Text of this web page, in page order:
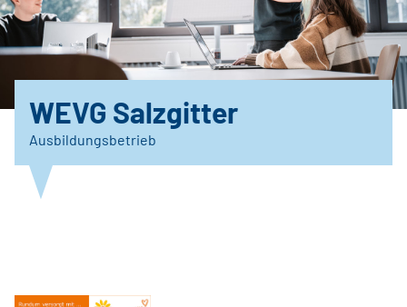
WEVG Salzgitter
Ausbildungsbetrieb